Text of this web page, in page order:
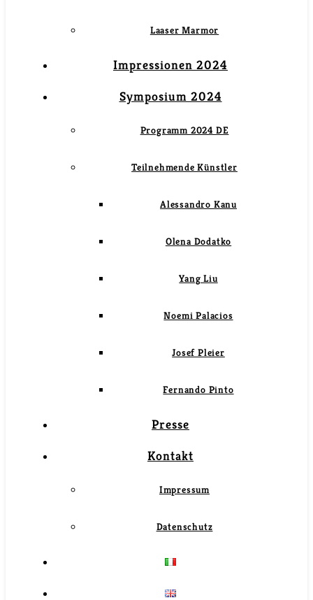
Laaser Marmor
Impressionen 2024
Symposium 2024
Programm 2024 DE
Teilnehmende Künstler
Alessandro Kanu
Olena Dodatko
Yang Liu
Noemi Palacios
Josef Pleier
Fernando Pinto
Presse
Kontakt
Impressum
Datenschutz